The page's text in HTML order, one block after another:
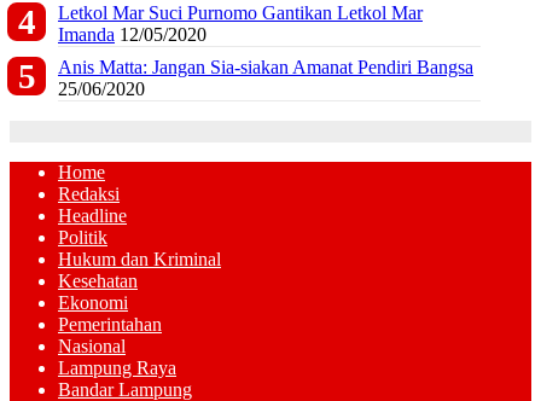
Letkol Mar Suci Purnomo Gantikan Letkol Mar
Imanda 12/05/2020
Anis Matta: Jangan Sia-siakan Amanat Pendiri Bangsa
25/06/2020
Home
Redaksi
Headline
Politik
Hukum dan Kriminal
Kesehatan
Ekonomi
Pemerintahan
Nasional
Lampung Raya
Bandar Lampung